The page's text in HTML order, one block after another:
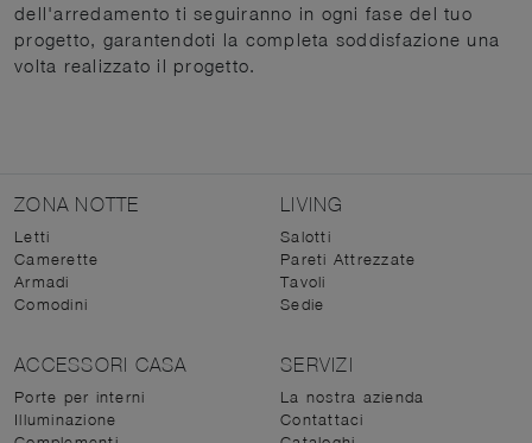
dell'arredamento ti seguiranno in ogni fase del tuo
progetto, garantendoti la completa soddisfazione una
volta realizzato il progetto.
ZONA NOTTE
Letti
Camerette
Armadi
Comodini
LIVING
Salotti
Pareti Attrezzate
Tavoli
Sedie
ACCESSORI CASA
Porte per interni
Illuminazione
SERVIZI
La nostra azienda
Contattaci